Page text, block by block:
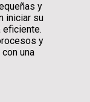
y
iniciar su
eficiente.
y
una